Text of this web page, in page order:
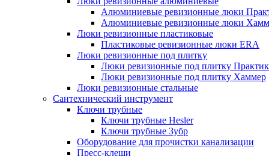
Алюминиевые ревизионные люки
Алюминиевые ревизионные люки
Люки ревизионные пластиковые
Пластиковые ревизионные люки ERA
Люки ревизионные под плитку
Люки ревизионные под плитку
Люки ревизионные под плитку Хаммер
Люки ревизионные стальные
Сантехнический инструмент
Ключи трубные
Ключи трубные Hesler
Ключи трубные Зубр
Оборудование для прочистки канализации
Пресс-клещи